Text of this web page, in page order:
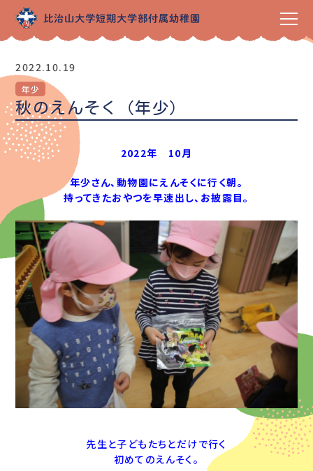
2022.10.19
年少
秋のえんそく（年少）
2022年 10月
年少さん、動物園にえんそくに行く朝。
持ってきたおやつを早速出し、お披露目。
先生と子どもたちとだけで行く
初めてのえんそく。